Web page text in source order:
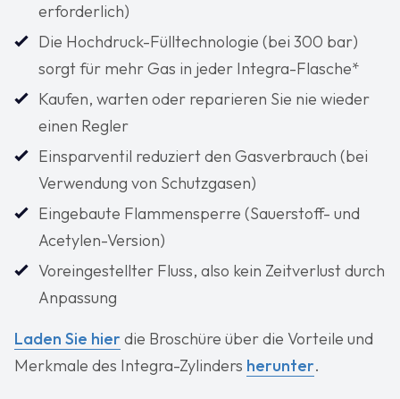
erforderlich)
Die Hochdruck-Fülltechnologie (bei 300 bar)
sorgt für mehr Gas in jeder Integra-Flasche*
Kaufen, warten oder reparieren Sie nie wieder
einen Regler
Einsparventil reduziert den Gasverbrauch (bei
Verwendung von Schutzgasen)
Eingebaute Flammensperre (Sauerstoff- und
Acetylen-Version)
Voreingestellter Fluss, also kein Zeitverlust durch
Anpassung
Laden Sie hier die Broschüre über die Vorteile und
Merkmale des Integra-Zylinders herunter.